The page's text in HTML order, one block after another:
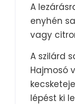
A
enyhén
vagy
A szilárd
Hajmosó
lépést ki